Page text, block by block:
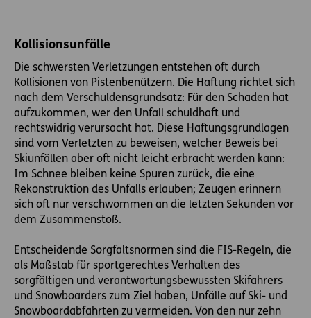
Kollisionsunfälle
Die schwersten Verletzungen entstehen oft durch
Kollisionen von Pistenbenützern. Die Haftung richtet sich
nach dem Verschuldensgrundsatz: Für den Schaden hat
aufzukommen, wer den Unfall schuldhaft und
rechtswidrig verursacht hat. Diese Haftungsgrundlagen
sind vom Verletzten zu beweisen, welcher Beweis bei
Skiunfällen aber oft nicht leicht erbracht werden kann:
Im Schnee bleiben keine Spuren zurück, die eine
Rekonstruktion des Unfalls erlauben; Zeugen erinnern
sich oft nur verschwommen an die letzten Sekunden vor
dem Zusammenstoß.
Entscheidende Sorgfaltsnormen sind die FIS-Regeln, die
als Maßstab für sportgerechtes Verhalten des
sorgfältigen und verantwortungsbewussten Skifahrers
und Snowboarders zum Ziel haben, Unfälle auf Ski- und
Snowboardabfahrten zu vermeiden. Von den nur zehn